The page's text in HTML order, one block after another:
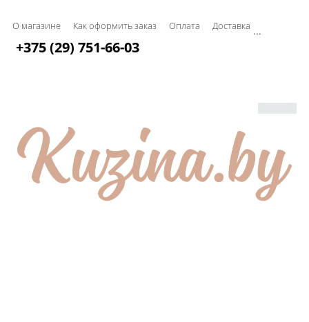
О магазине Как оформить заказ Оплата Доставка ...
+375 (29) 751-66-03